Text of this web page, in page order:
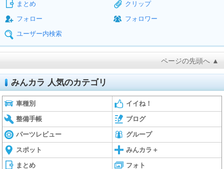
まとめ
クリップ
フォロー
フォロワー
ユーザー内検索
ページの先頭へ ▲
みんカラ 人気のカテゴリ
車種別 イイね！
整備手帳 ブログ
パーツレビュー グループ
スポット みんカラ＋
まとめ フォト